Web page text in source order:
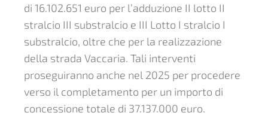
di 16.102.651 euro per l’adduzione II lotto II
stralcio III substralcio e III Lotto I stralcio I
substralcio, oltre che per la realizzazione
della strada Vaccaria. Tali interventi
proseguiranno anche nel 2025 per procedere
verso il completamento per un importo di
concessione totale di 37.137.000 euro.